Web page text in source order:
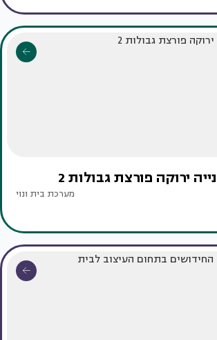
ירוקה פורצת גבולות 2
מערכת בית ונוי